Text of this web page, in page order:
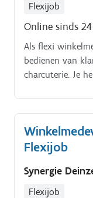
Flexijob
Online sinds
Als flexi
bedienen van
charcuterie. Je
Flexijob
Synergie
Flexijob